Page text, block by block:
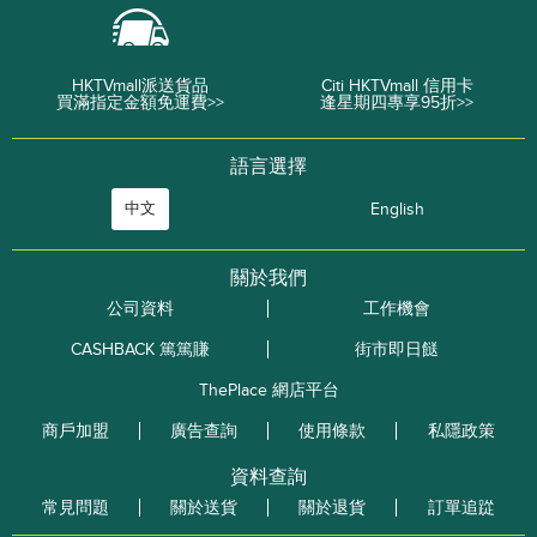
HKTVmall派送貨品
買滿指定金額免運費>>
Citi HKTVmall 信用卡
逢星期四專享95折>>
語言選擇
中文 English
關於我們
公司資料
工作機會
CASHBACK 篤篤賺
街市即日餸
ThePlace 網店平台
商戶加盟
廣告查詢 使用條款 私隱政策
資料查詢
常見問題 關於送貨 關於退貨 訂單追踨